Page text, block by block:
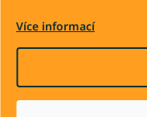
Více informací